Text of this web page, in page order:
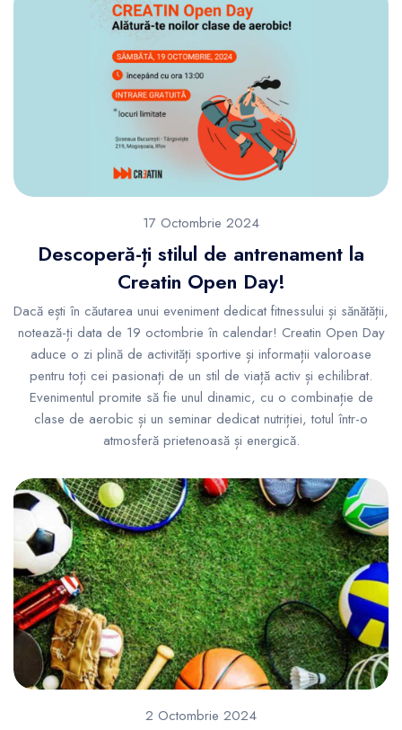
17 Octombrie 2024
Descoperă-ți stilul de antrenament la
Creatin Open Day!
Dacă ești în căutarea unui eveniment dedicat fitnessului și sănătății,
notează-ți data de 19 octombrie în calendar! Creatin Open Day
aduce o zi plină de activități sportive și informații valoroase
pentru toți cei pasionați de un stil de viață activ și echilibrat.
Evenimentul promite să fie unul dinamic, cu o combinație de
clase de aerobic și un seminar dedicat nutriției, totul într-o
atmosferă prietenoasă și energică.
2 Octombrie 2024